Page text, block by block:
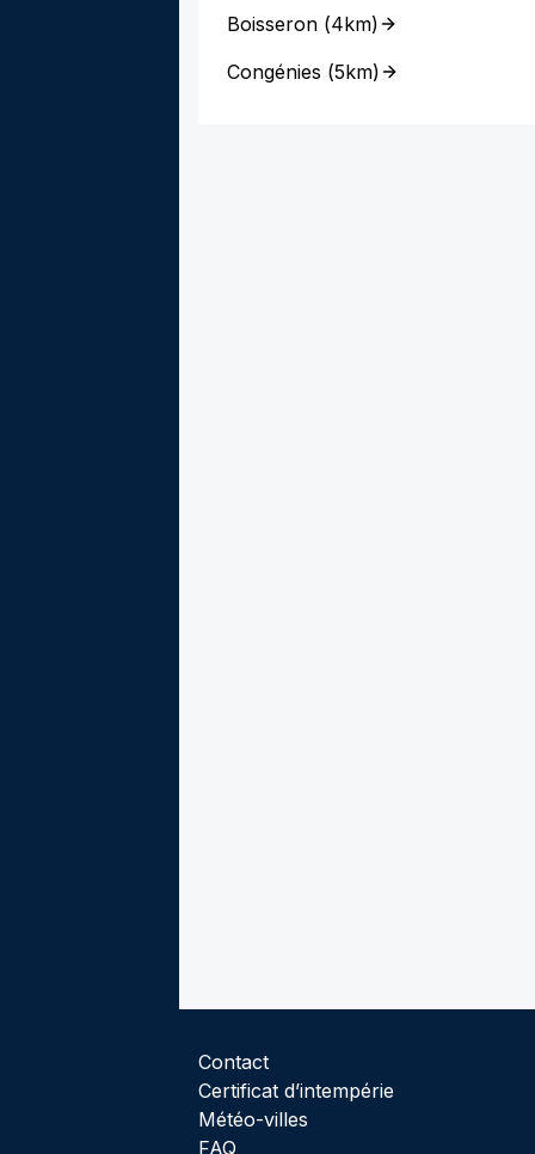
Boisseron (4km)
Congénies (5km)
Contact
Certificat d’intempérie
Météo-villes
FAQ